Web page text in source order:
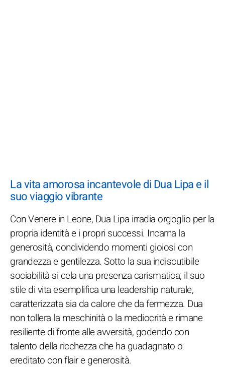
La vita amorosa incantevole di Dua Lipa e il
suo viaggio vibrante
Con Venere in Leone, Dua Lipa irradia orgoglio per la
propria identità e i propri successi. Incarna la
generosità, condividendo momenti gioiosi con
grandezza e gentilezza. Sotto la sua indiscutibile
sociabilità si cela una presenza carismatica; il suo
stile di vita esemplifica una leadership naturale,
caratterizzata sia da calore che da fermezza. Dua
non tollera la meschinità o la mediocrità e rimane
resiliente di fronte alle avversità, godendo con
talento della ricchezza che ha guadagnato o
ereditato con flair e generosità.